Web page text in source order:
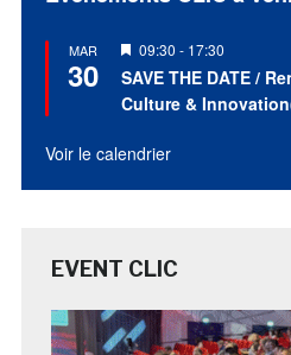
MAR
30
Mis
en
avant
09:30 - 17:30
SAVE THE DATE /
Culture &
Voir le calendrier
EVENT CLIC